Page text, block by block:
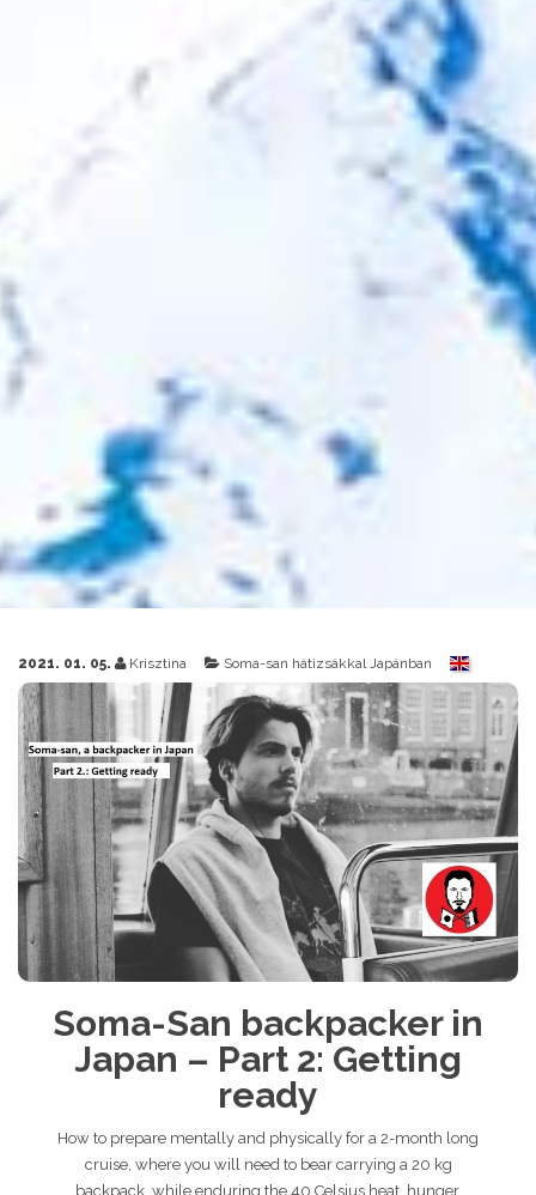
2021. 01. 05. Krisztina Soma-san hátizsákkal Japánban
Soma-San backpacker in
Japan – Part 2: Getting
ready
How to prepare mentally and physically for a 2-month long
cruise, where you will need to bear carrying a 20 kg
backpack, while enduring the 40 Celsius heat, hunger,